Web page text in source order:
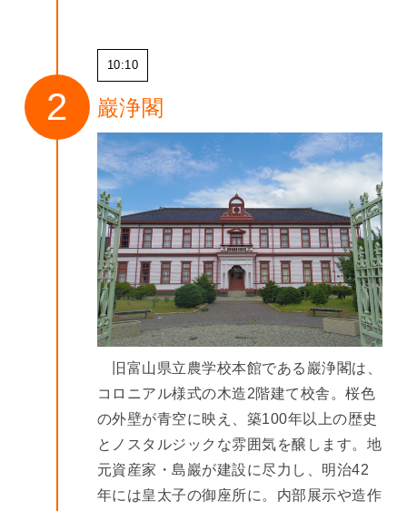
10:10
巖浄閣
旧富山県立農学校本館である巖浄閣は、
コロニアル様式の木造2階建て校舎。桜色
の外壁が青空に映え、築100年以上の歴史
とノスタルジックな雰囲気を醸します。地
元資産家・島巖が建設に尽力し、明治42
年には皇太子の御座所に。内部展示や造作